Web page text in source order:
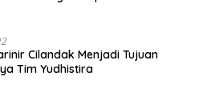
Cilandak Menjadi Tujuan
Tim Yudhistira